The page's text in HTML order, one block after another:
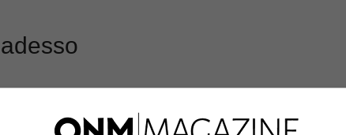
momento della pubblicazione, l’offerta si
storico per questo taglio di memoria, secondo il